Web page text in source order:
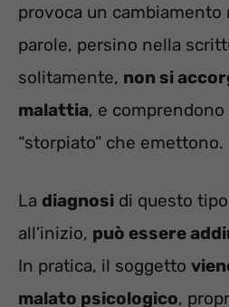
provoca un cambiamento
parole, persino nella
solitamente, non si
malattia, e
“storpiato” che emettono.
La diagnosi di questo
all’inizio, può essere
In pratica, il soggetto
malato psicologico,